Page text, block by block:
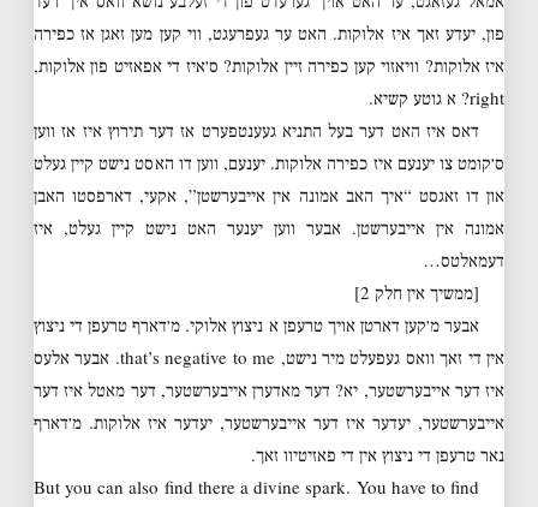
פון, יעדע זאך איז אלוקות. האט ער געפרעגט, ווי קען מען זאגן אז כפירה
איז אלוקות? וויאזוי קען כפירה זיין אלוקות? ס׳איז די אפאזיט פון אלוקות,
right? א גוטע קשיא.
דאס איז האט דער בעל התניא געענטפערט אז דער תירוץ איז אז ווען
ס׳קומט צו יענעם איז כפירה אלוקות. יענעם, ווען דו האסט נישט קיין געלט
און דו זאגסט “איך האב אמונה אין אייבערשטן”, אקעי, דארפסטו האבן
אמונה אין אייבערשטן. אבער ווען יענער האט נישט קיין געלט, איז
דעמאלטס…
[ממשיך אין חלק 2]
אבער מ׳קען דארטן אויך טרעפן א ניצוץ אלוקי. מ׳דארף טרעפן די ניצוץ
אין די זאך וואס געפעלט מיר נישט, that’s negative to me. אבער אלעס
איז דער אייבערשטער, יא? דער מאדערן אייבערשטער, דער מאטל איז דער
אייבערשטער, יעדער איז דער אייבערשטער, יעדער איז אלוקות. מ׳דארף
נאר טרעפן די ניצוץ אין די פאזיטיוו זאך.
But you can also find there a divine spark. You have to find